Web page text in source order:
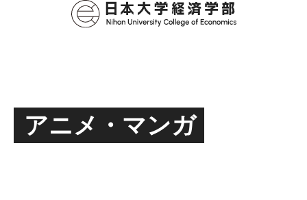
アニメ・マンガ